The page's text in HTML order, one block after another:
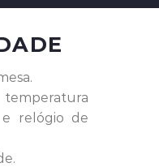
relógio de